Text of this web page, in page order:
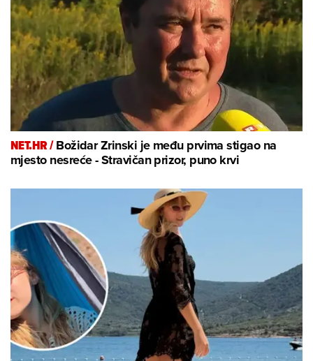
NET.HR /Božidar Zrinski je među prvima stigao na
mjesto nesreće - Stravičan prizor, puno krvi